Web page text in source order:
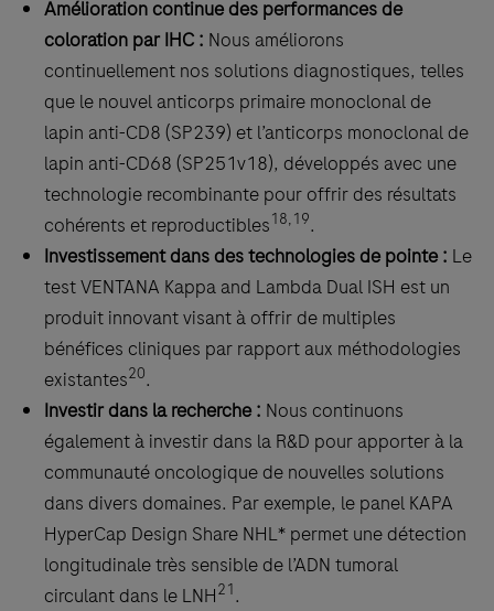
This
product
should
interpreted
qualified
pathologist
conjunction
with
histological
examination,
relevant
clinical
information,
and
proper
controls.
Amélioration continue des performances de
coloration par IHC : Nous améliorons
continuellement nos solutions diagnostiques, telles
que le nouvel anticorps primaire monoclonal de
lapin anti-CD8 (SP239) et l’anticorps monoclonal de
lapin anti-CD68 (SP251v18), développés avec une
technologie recombinante pour offrir des résultats
cohérents et reproductibles18,19.
Investissement dans des technologies de pointe : Le
test VENTANA Kappa and Lambda Dual ISH est un
produit innovant visant à offrir de multiples
bénéfices cliniques par rapport aux méthodologies
existantes20.
Investir dans la recherche : Nous continuons
également à investir dans la R&D pour apporter à la
communauté oncologique de nouvelles solutions
dans divers domaines. Par exemple, le panel KAPA
HyperCap Design Share NHL* permet une détection
longitudinale très sensible de l’ADN tumoral
circulant dans le LNH21.